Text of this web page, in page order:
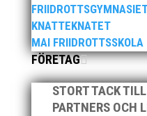
KNATTEKNATET
MAI FRIIDROTTSSKOLA
FÖRETAG
STORT TACK
PARTNERS OCH
utmärkelserna till MAI
skötebarn i alla år. MAI-
priset ”Årets
ordförande Fredrik
hyllningarna. –...